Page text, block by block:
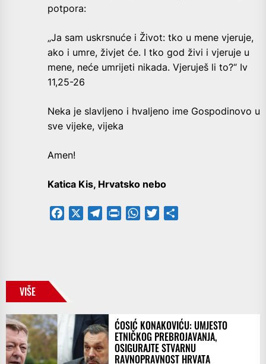
potpora:
„Ja sam uskrsnuće i Život: tko u mene vjeruje,
ako i umre, živjet će. I tko god živi i vjeruje u
mene, neće umrijeti nikada. Vjeruješ li to?“ Iv
11,25-26
Neka je slavljeno i hvaljeno ime Gospodinovo u
sve vijeke, vijeka
Amen!
Katica Kis, Hrvatsko nebo
Facebook TelegramPrintFriendly
WhatsApp
Twitter
VIŠE
ĆOSIĆ KONAKOVIĆU: UMJESTO
ETNIČKOG PREBROJAVANJA,
OSIGURAJTE STVARNU
RAVNOPRAVNOST HRVATA